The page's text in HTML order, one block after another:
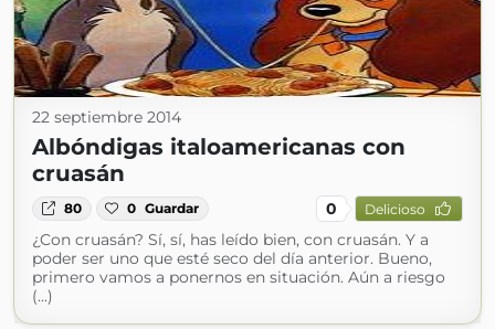
22 septiembre 2014
Albóndigas italoamericanas con
cruasán
80 0 Guardar 0 Delicioso
¿Con cruasán? Sí, sí, has leído bien, con cruasán. Y a
poder ser uno que esté seco del día anterior. Bueno,
primero vamos a ponernos en situación. Aún a riesgo
(...)